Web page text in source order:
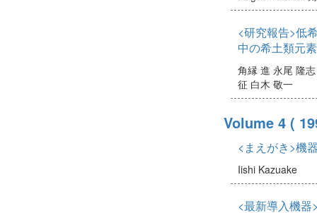
<研究報告>低
中の希土類元
角縁 進 永尾 隆志
征 白木 敬一
Volume 4 (
<まえがき>機
Iishi Kazuake
<最新導入機